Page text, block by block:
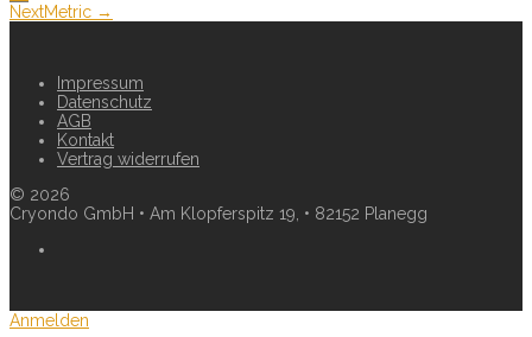
NextMetric →
Impressum
Datenschutz
AGB
Kontakt
Vertrag widerrufen
© 2026
Cryondo GmbH • Am Klopferspitz 19, • 82152 Planegg
Anmelden